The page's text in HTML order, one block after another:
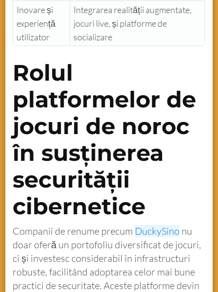
Inovare și
experiență
utilizator
Integrarea realității augmentate,
jocuri live, și platforme de
socializare
Rolul
platformelor de
jocuri de noroc
în susținerea
securității
cibernetice
Companii de renume precum DuckySino nu
doar oferă un portofoliu diversificat de jocuri,
ci și investesc considerabil în infrastructuri
robuste, facilitând adoptarea celor mai bune
practici de securitate. Aceste platforme devin